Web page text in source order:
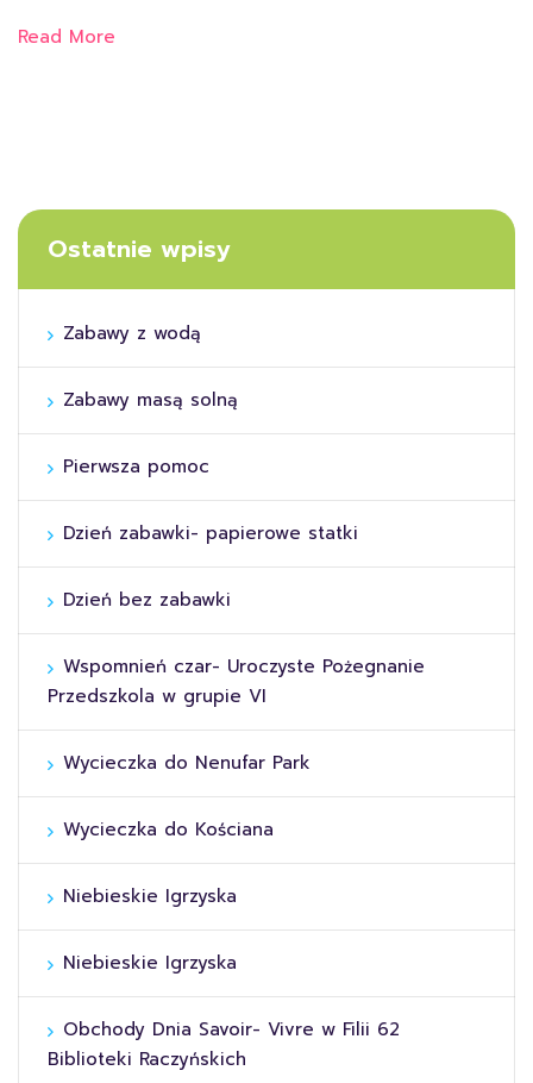
Read More
Ostatnie wpisy
Zabawy z wodą
Zabawy masą solną
Pierwsza pomoc
Dzień zabawki- papierowe statki
Dzień bez zabawki
Wspomnień czar- Uroczyste Pożegnanie
Przedszkola w grupie VI
Wycieczka do Nenufar Park
Wycieczka do Kościana
Niebieskie Igrzyska
Niebieskie Igrzyska
Obchody Dnia Savoir- Vivre w Filii 62
Biblioteki Raczyńskich